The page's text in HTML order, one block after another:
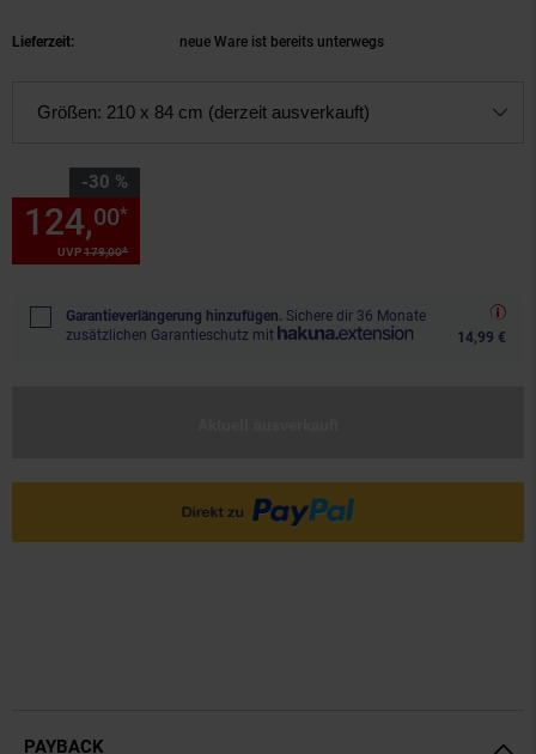
Lieferzeit: neue Ware ist bereits unterwegs
Größen: 210 x 84 cm (derzeit ausverkauft)
-30 %
Sie Sparen 30 Prozent,
UVP179,00*
124,00*
Garantieverlängerung hinzufügen. Sichere dir 36 Monate
zusätzlichen Garantieschutz mit
14,99 €
PAYBACK